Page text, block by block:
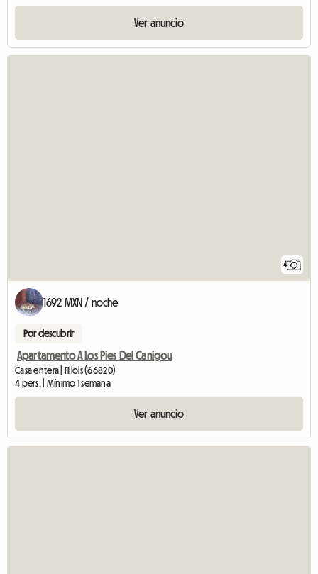
Ver anuncio
4
1692 MXN / noche
Por descubrir
Apartamento A Los Pies Del Canigou
Casa entera | Fillols (66820)
4 pers. | Mínimo 1 semana
Ver anuncio